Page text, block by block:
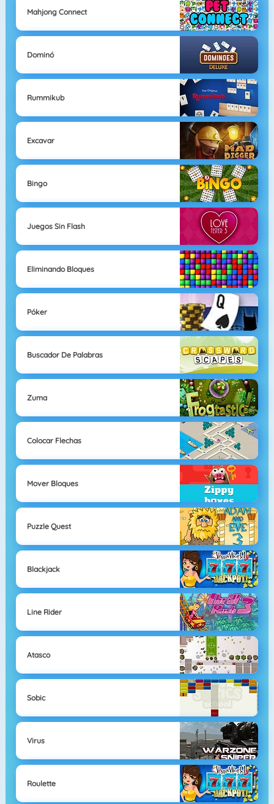
Mahjong Connect
Dominó
Rummikub
Excavar
Bingo
Juegos Sin Flash
Eliminando Bloques
Póker
Buscador De Palabras
Zuma
Colocar Flechas
Mover Bloques
Puzzle Quest
Blackjack
Line Rider
Atasco
Sobic
Virus
Roulette